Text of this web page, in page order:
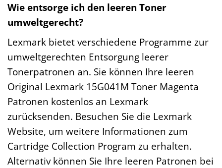
Wie entsorge ich den leeren Toner
umweltgerecht?
Lexmark bietet verschiedene Programme zur
umweltgerechten Entsorgung leerer
Tonerpatronen an. Sie können Ihre leeren
Original Lexmark 15G041M Toner Magenta
Patronen kostenlos an Lexmark
zurücksenden. Besuchen Sie die Lexmark
Website, um weitere Informationen zum
Cartridge Collection Program zu erhalten.
Alternativ können Sie Ihre leeren Patronen bei